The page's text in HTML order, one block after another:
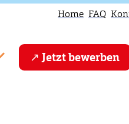
Home FAQ
Jetzt bewerben